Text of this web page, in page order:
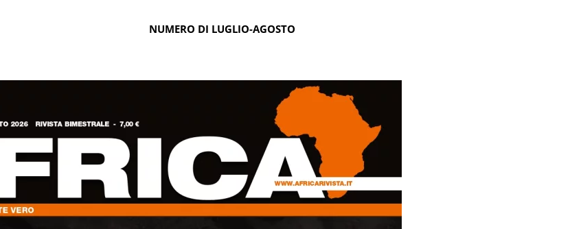
NUMERO DI LUGLIO-AGOSTO